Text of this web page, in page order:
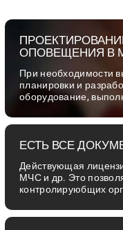
ОПОВЕЩЕНИЯ В
При необходимости
планировки и
оборудование,
ЕСТЬ ВСЕ
Действующая
МЧС и др. Это
контролируюбщих